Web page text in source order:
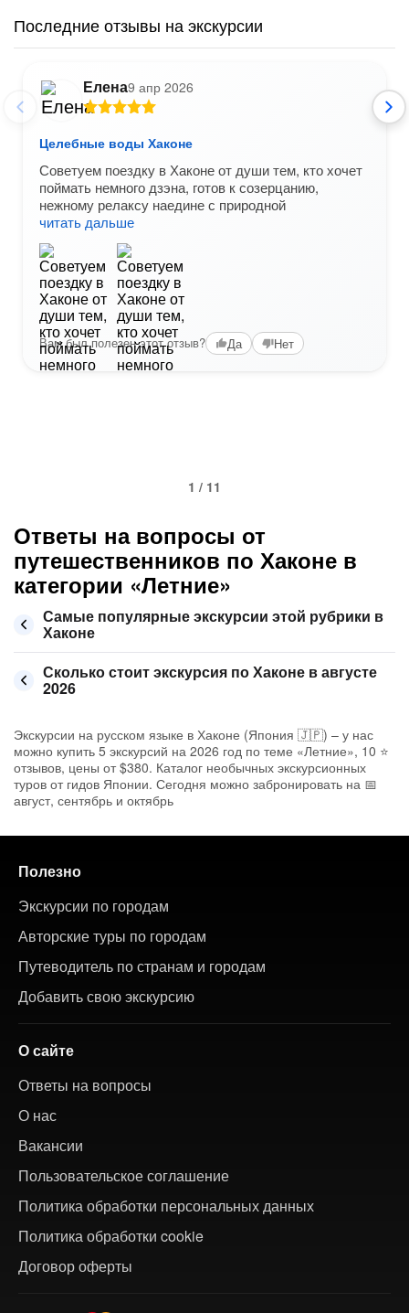
Последние отзывы на экскурсии
Елена9 апр 2026
Целебные воды Хаконе
Советуем поездку в Хаконе от души тем, кто хочет
поймать немного дзэна, готов к созерцанию,
нежному релаксу наедине с природной
читать дальше
Вам был полезен этот отзыв? Да Нет
1 / 11
Ответы на вопросы от
путешественников по Хаконе в
категории «Летние»
Самые популярные экскурсии этой рубрики в
Хаконе
Сколько стоит экскурсия по Хаконе в августе
2026
Экскурсии на русском языке в Хаконе (Япония 🇯🇵) – у нас
можно купить 5 экскурсий на 2026 год по теме «Летние», 10 ⭐
отзывов, цены от $380. Каталог необычных экскурсионных
туров от гидов Японии. Сегодня можно забронировать на 📅
август, сентябрь и октябрь
Полезно
Экскурсии по городам
Авторские туры по городам
Путеводитель по странам и городам
Добавить свою экскурсию
О сайте
Ответы на вопросы
О нас
Вакансии
Пользовательское соглашение
Политика обработки персональных данных
Политика обработки cookie
Договор оферты